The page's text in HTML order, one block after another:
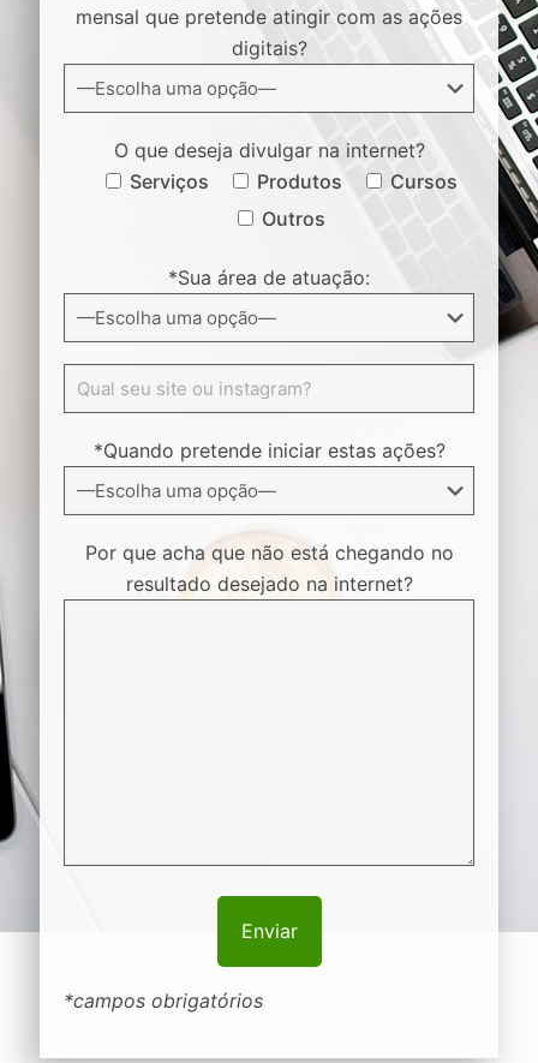
mensal que pretende atingir com as ações
digitais?
O que deseja divulgar na internet?
Serviços
Produtos
Cursos
Outros
*Sua área de atuação:
*Quando pretende iniciar estas ações?
Por que acha que não está chegando no
resultado desejado na internet?
*campos obrigatórios